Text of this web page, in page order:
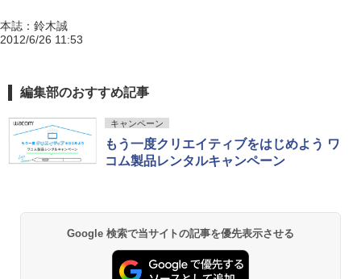
本誌：鈴木誠
2012/6/26 11:53
編集部のおすすめ記事
キャンペーン
もう一度クリエイティブをはじめよう ワ
コム製品レンタルキャンペーン
Google 検索で当サイトの記事を優先表示させる